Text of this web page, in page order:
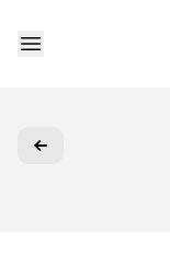
Deschide meniu